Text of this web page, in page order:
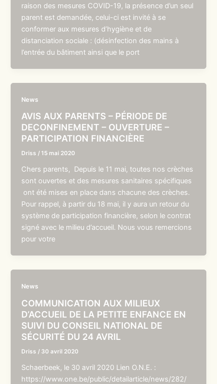
raison des mesures COVID-19, la présence d’un seul
parent est demandée, celui-ci est invité à se
conformer aux mesures d’hygiène et de
distanciation sociale : (désinfection des mains à
l’entrée du bâtiment ainsi que le port
News
AVIS AUX PARENTS – PÉRIODE DE
DECONFINEMENT – OUVERTURE –
PARTICIPATION FINANCIÈRE
Driss /15 mai 2020
Chers parents, Depuis le 11 mai, toutes nos crèches
sont ouvertes et des mesures sanitaires spécifiques
ont été mises en place dans chacune des crèches.
Pour rappel, à partir du 18 mai, il y aura un retour du
système de participation financière, selon le contrat
signé avec le milieu d’accueil. Nous vous remercions
pour votre
News
COMMUNICATION AUX MILIEUX
D’ACCUEIL DE LA PETITE ENFANCE EN
SUIVI DU CONSEIL NATIONAL DE
SÉCURITÉ DU 24 AVRIL
Driss / 30 avril 2020
Schaerbeek, le 30 avril 2020 Lien O.N.E. :
https://www.one.be/public/detailarticle/news/282/